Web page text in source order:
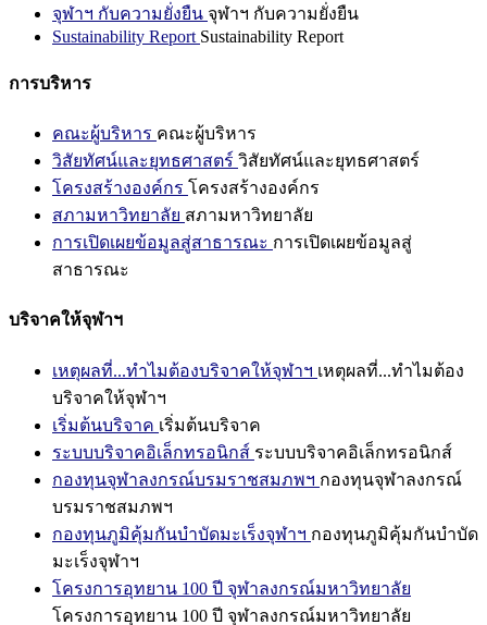
จุฬาฯ กับความยั่งยืน จุฬาฯ กับความยั่งยืน
Sustainability Report Sustainability Report
การบริหาร
คณะผู้บริหาร คณะผู้บริหาร
วิสัยทัศน์และยุทธศาสตร์ วิสัยทัศน์และยุทธศาสตร์
โครงสร้างองค์กร โครงสร้างองค์กร
สภามหาวิทยาลัย สภามหาวิทยาลัย
การเปิดเผยข้อมูลสู่สาธารณะ การเปิดเผยข้อมูลสู่
สาธารณะ
บริจาคให้จุฬาฯ
เหตุผลที่...ทำไมต้องบริจาคให้จุฬาฯ เหตุผลที่...ทำไมต้อง
บริจาคให้จุฬาฯ
เริ่มต้นบริจาค เริ่มต้นบริจาค
ระบบบริจาคอิเล็กทรอนิกส์ ระบบบริจาคอิเล็กทรอนิกส์
กองทุนจุฬาลงกรณ์บรมราชสมภพฯ กองทุนจุฬาลงกรณ์
บรมราชสมภพฯ
กองทุนภูมิคุ้มกันบำบัดมะเร็งจุฬาฯ กองทุนภูมิคุ้มกันบำบัด
มะเร็งจุฬาฯ
โครงการอุทยาน 100 ปี จุฬาลงกรณ์มหาวิทยาลัย
โครงการอุทยาน 100 ปี จุฬาลงกรณ์มหาวิทยาลัย